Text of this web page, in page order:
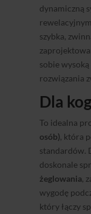
dynamiczną
szybka,
sobie
rozwiązania
Dla
To idealna
osób), która
standardów.
doskonale
żeglowania,
wygodę
który łączy